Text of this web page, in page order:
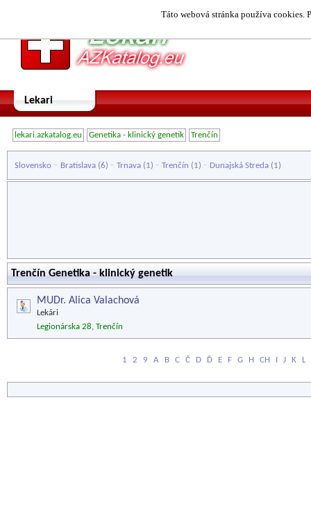
Táto webová stránka používa cookies.
Lekari
lekari.azkatalog.eu Genetika - klinický genetik Trenčín
Slovensko - Bratislava (6) - Trnava (1) - Trenčín (1) - Dunajská Streda (1)
Trenčín Genetika - klinický genetik
MUDr. Alica Valachová
Lekári
Legionárska 28, Trenčín
1 2 9 A B C Č D Ď E F G H CH I J K L